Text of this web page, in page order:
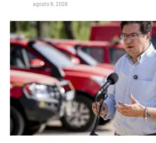
agosto 8, 2026